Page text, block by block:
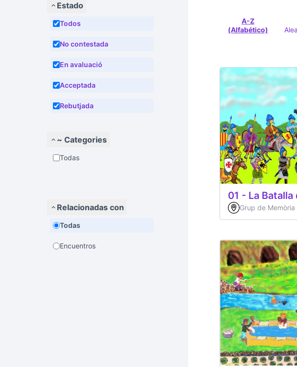
Estado
Todos
No contestada
En avaluació
Acceptada
Rebutjada
~ Categories
Todas
Relacionadas con
Todas
Encuentros
A-Z
(Alfabético)
01 - La
Grup de